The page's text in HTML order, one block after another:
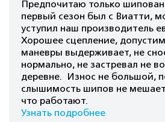
Предпочитаю только
первый сезон был с Виатти,
уступил наш производитель
Хорошее сцепление,
маневры выдерживает, не
нормально, не застревал не
деревне. Износ не большой,
слышимость шипов не
что работают.
Узнать подробнее